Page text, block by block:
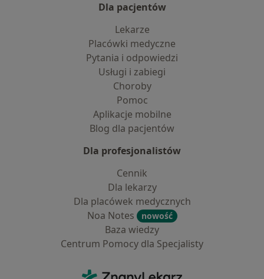
Dla pacjentów
Lekarze
Placówki medyczne
Pytania i odpowiedzi
Usługi i zabiegi
Choroby
Pomoc
Aplikacje mobilne
Blog dla pacjentów
Dla profesjonalistów
Cennik
Dla lekarzy
Dla placówek medycznych
Noa Notes
nowość
Baza wiedzy
Centrum Pomocy dla Specjalisty
ZnanyLekarz - Strona główna